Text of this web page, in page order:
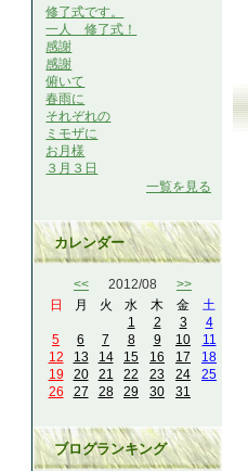
修了式です。
一人 修了式！
感謝
感謝
俯いて
春雨に
それぞれの
ミモザに
お月様
３月３日
一覧を見る
カレンダー
<< 2012/08 >>
日
月 火 水 木 金
土
1
2 3
4
5
6 7 8 9 10
11
12
13 14 15 16 17
18
19
20 21 22 23 24
25
26
27 28 29 30 31
ブログランキング